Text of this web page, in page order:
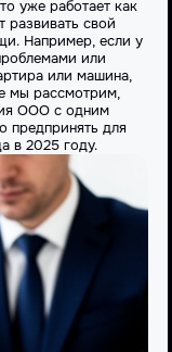
уже работает как
развивать свой
Например, если у
или
или машина,
мы рассмотрим,
ООО с одним
предпринять для
в 2025 году.